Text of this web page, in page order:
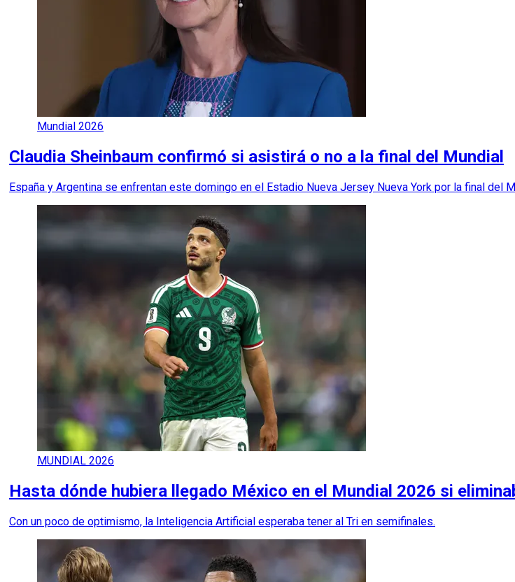
Mundial 2026
Claudia Sheinbaum confirmó si asistirá o no a la final del Mundial
España y Argentina se enfrentan este domingo en el Estadio Nueva Jersey Nueva York por la final del
MUNDIAL 2026
Hasta dónde hubiera llegado México en el Mundial 2026 si
Con un poco de optimismo, la Inteligencia Artificial esperaba tener al Tri en semifinales.